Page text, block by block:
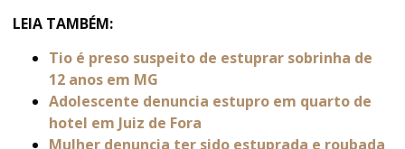
LEIA TAMBÉM:
Tio é preso suspeito de estuprar sobrinha de
12 anos em MG
Adolescente denuncia estupro em quarto de
hotel em Juiz de Fora
Mulher denuncia ter sido estuprada e roubada